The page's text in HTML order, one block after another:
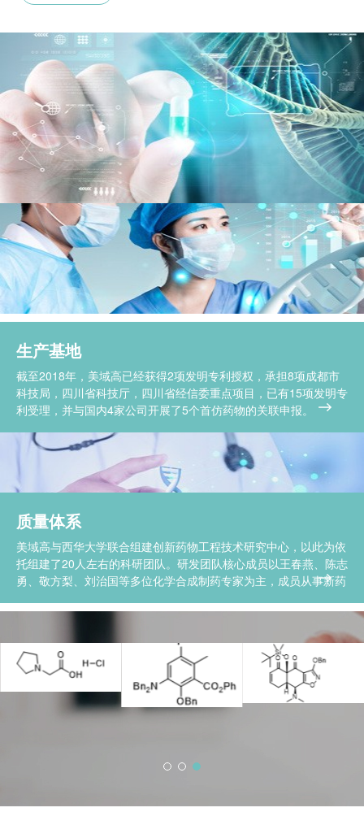
研发平台
美域高与西华大学联合组建了创新药物工程技术研究中心
质量体系
美域高与西华大学联合组建创新药物工程技术研究中心，以此为依
托组建了20人左右的科研团队。研发团队核心成员以王春燕、陈志
勇、敬方梨、刘治国等多位化学合成制药专家为主，成员从事新药
的技术基础和项目管理经验，精通医药行业法律法规，有强大的项
目运作、团队管理经验，对行业的发展现状和前沿技术有深入的了
解，承担国家、省部级科研项目多项，积累了丰富的药物研究成
果。 研发团队核心成员简要介绍如下： 总经理 王春燕 中科院成都
有机所硕士，从事新药立项开发
生产基地
截至2018年，美域高已经获得2项发明专利授权，承担8项成都市
科技局，四川省科技厅，四川省经信委重点项目，已有15项发明专
利受理，并与国内4家公司开展了5个首仿药物的关联申报。
1225331-88-3 37386-15-5 6628-74-6